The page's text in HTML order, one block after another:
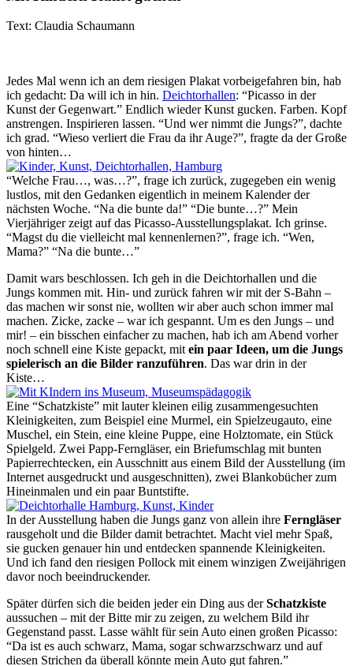
Text: Claudia Schaumann
Jedes Mal wenn ich an dem riesigen Plakat vorbeigefahren bin, hab
ich gedacht: Da will ich in hin. Deichtorhallen: “Picasso in der
Kunst der Gegenwart.” Endlich wieder Kunst gucken. Farben. Kopf
anstrengen. Inspirieren lassen. “Und wer nimmt die Jungs?”, dachte
ich grad. “Wieso verliert die Frau da ihr Auge?”, fragte da der Große
von hinten…
“Welche Frau…, was…?”, frage ich zurück, zugegeben ein wenig
lustlos, mit den Gedanken eigentlich in meinem Kalender der
nächsten Woche. “Na die bunte da!” “Die bunte…?” Mein
Vierjähriger zeigt auf das Picasso-Ausstellungsplakat. Ich grinse.
“Magst du die vielleicht mal kennenlernen?”, frage ich. “Wen,
Mama?” “Na die bunte…”
Damit wars beschlossen. Ich geh in die Deichtorhallen und die
Jungs kommen mit. Hin- und zurück fahren wir mit der S-Bahn –
das machen wir sonst nie, wollten wir aber auch schon immer mal
machen. Zicke, zacke – war ich gespannt. Um es den Jungs – und
mir! – ein bisschen einfacher zu machen, hab ich am Abend vorher
noch schnell eine Kiste gepackt, mitein paar Ideen, um die Jungs
spielerisch an die Bilder ranzuführen. Das war drin in der
Kiste…
Eine “Schatzkiste” mit lauter kleinen eilig zusammengesuchten
Kleinigkeiten, zum Beispiel eine Murmel, ein Spielzeugauto, eine
Muschel, ein Stein, eine kleine Puppe, eine Holztomate, ein Stück
Spielgeld. Zwei Papp-Ferngläser, ein Briefumschlag mit bunten
Papierrechtecken, ein Ausschnitt aus einem Bild der Ausstellung (im
Internet ausgedruckt und ausgeschnitten), zwei Blankobücher zum
Hineinmalen und ein paar Buntstifte.
In der Ausstellung haben die Jungs ganz von allein ihre Ferngläser
rausgeholt und die Bilder damit betrachtet. Macht viel mehr Spaß,
sie gucken genauer hin und entdecken spannende Kleinigkeiten.
Und ich fand den riesigen Pollock mit einem winzigen Zweijährigen
davor noch beeindruckender.
Später dürfen sich die beiden jeder ein Ding aus derSchatzkiste
aussuchen – mit der Bitte mir zu zeigen, zu welchem Bild ihr
Gegenstand passt. Lasse wählt für sein Auto einen großen Picasso:
“Da ist es auch schwarz, Mama, sogar schwarzschwarz und auf
diesen Strichen da überall könnte mein Auto gut fahren.”